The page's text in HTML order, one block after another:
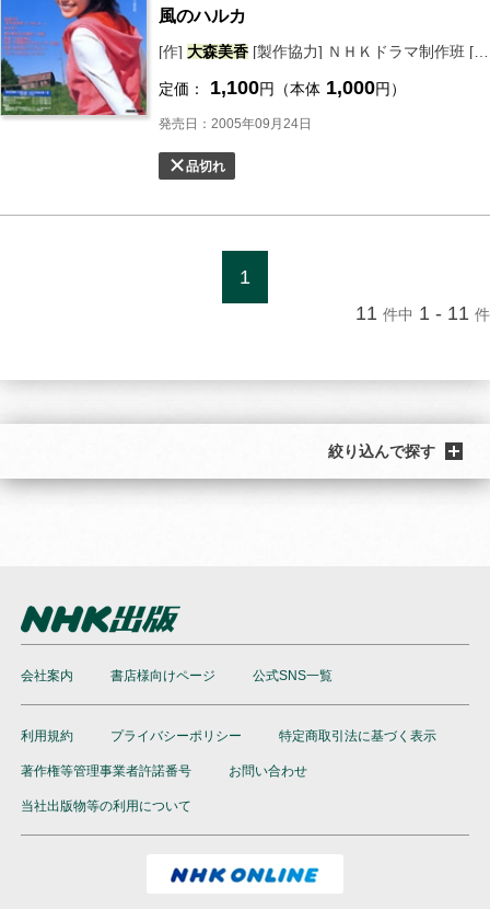
風のハルカ
[作] 大森美香 [製作協力] ＮＨＫドラマ制作班 [編] ＮＨＫ出版
定価： 1,100円（本体 1,000円）
発売日：2005年09月24日
品切れ
1
11 件中 1 - 11 件
絞り込んで探す
会社案内 書店様向けページ 公式SNS一覧
利用規約 プライバシーポリシー 特定商取引法に基づく表示
著作権等管理事業者許諾番号 お問い合わせ
当社出版物等の利用について